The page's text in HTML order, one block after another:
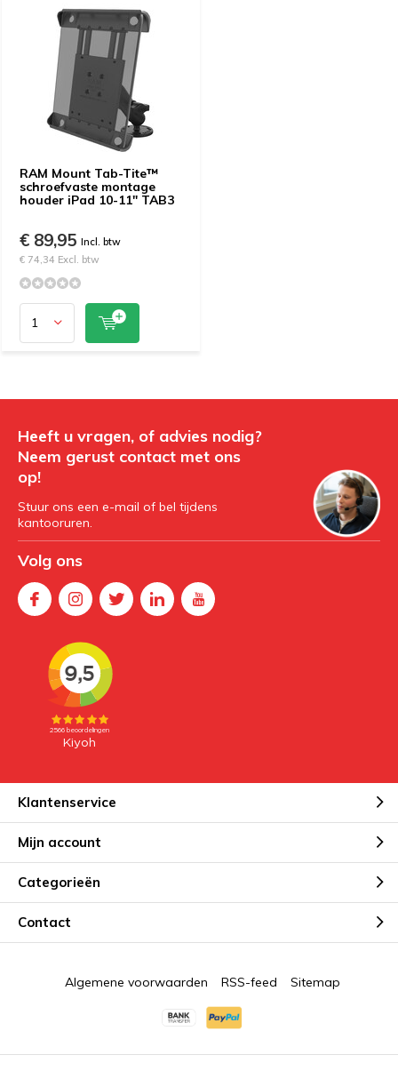
RAM Mount Tab-Tite™
schroefvaste montage
houder iPad 10-11" TAB3
€ 89,95 Incl. btw
€ 74,34 Excl. btw
Heeft u vragen, of advies nodig?
Neem gerust contact met ons
op!
Stuur ons een e-mail of bel tijdens
kantooruren.
Volg ons
Klantenservice
Mijn account
Categorieën
Contact
Algemene voorwaarden RSS-feed Sitemap